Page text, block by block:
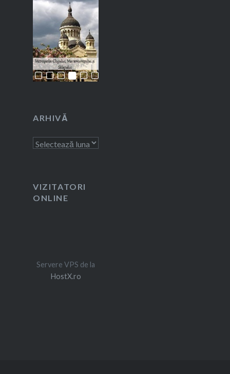
ARHIVĂ
Arhivă
VIZITATORI
ONLINE
Servere VPS de la
HostX.ro